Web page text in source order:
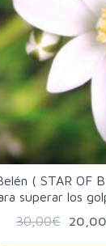
( STAR OF
superar los
30,00€ 20,00